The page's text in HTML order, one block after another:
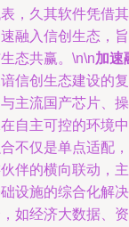
，久其软件凭借
融入信创生态，
态共赢。\n\n加速
信创生态建设的
主流国产芯片、
自主可控的环境
不仅是单点适配
伴的横向联动，
设施的综合化解
如经济大数据、